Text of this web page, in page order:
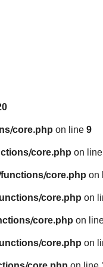
core.php on line 9
core.php on line
core.php on
core.php on
core.php on
core.php on